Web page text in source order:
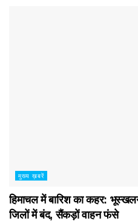
मुख्य ख़बरें
हिमाचल में बारिश का कहर:
जिलों में बंद, सैंकड़ों वाहन फंसे